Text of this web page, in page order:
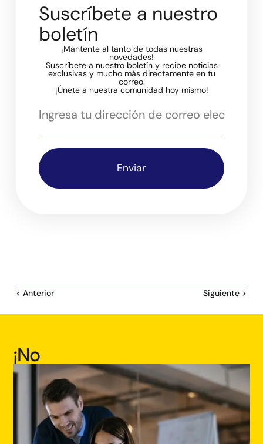
Suscríbete a nuestro
boletín
¡Mantente al tanto de todas nuestras
novedades!
Suscríbete a nuestro boletín y recibe noticias
exclusivas y mucho más directamente en tu
correo.
¡Únete a nuestra comunidad hoy mismo!
Enviar
< Anterior Siguiente >
¡No
estás
solo,